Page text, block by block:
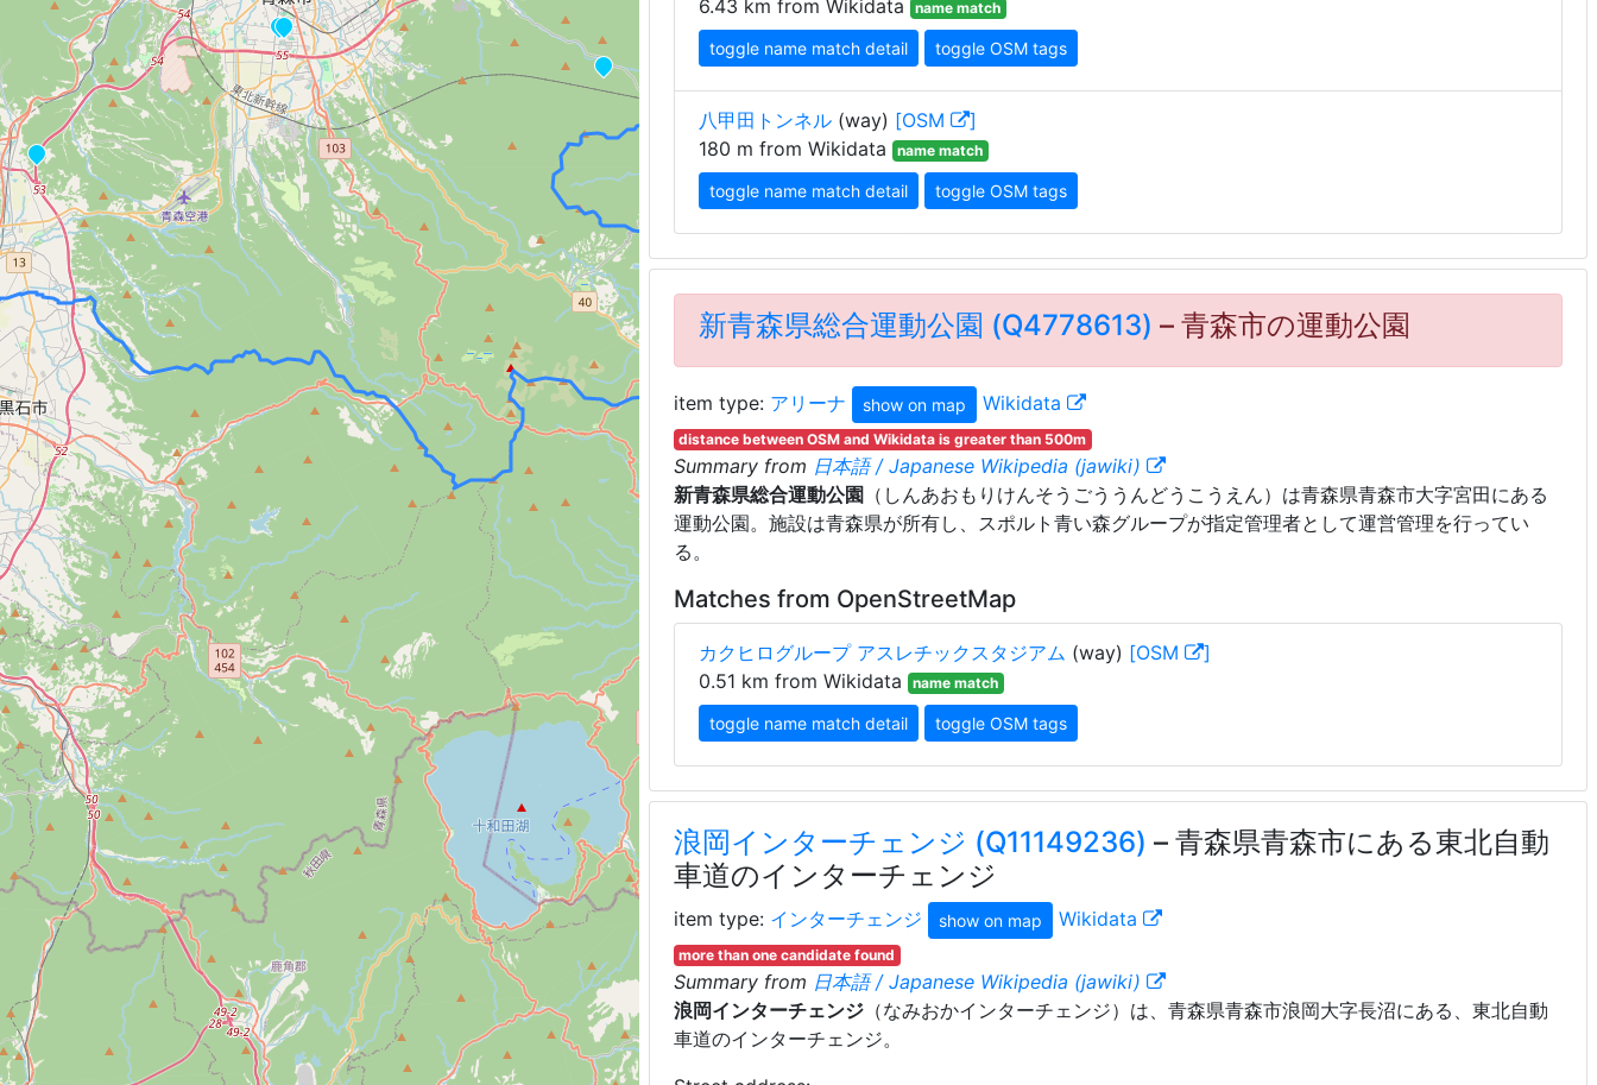
6.43 km from Wikidata
name match
toggle name match detail toggle OSM tags
八甲田トンネル(way) [OSM
]
180 m from Wikidata
name match
toggle name match detail toggle OSM tags
新青森県総合運動公園 (Q4778613) – 青森市の運動公園
item type: アリーナ show on map Wikidata
distance between OSM and Wikidata is greater than 500m
Summary from 日本語 / Japanese Wikipedia (jawiki)
新青森県総合運動公園 （しんあおもりけんそうごううんどうこうえん）は青森県青森市大字宮田にある
運動公園。施設は青森県が所有し、スポルト青い森グループが指定管理者として運営管理を行ってい
る。
Matches from OpenStreetMap
カクヒログループ アスレチックスタジアム (way) [OSM
]
0.51 km from Wikidata
name match
toggle name match detail toggle OSM tags
浪岡インターチェンジ (Q11149236) – 青森県青森市にある東北自動
車道のインターチェンジ
item type: インターチェンジ show on map Wikidata
more than one candidate found
Summary from 日本語 / Japanese Wikipedia (jawiki)
浪岡インターチェンジ（なみおかインターチェンジ）は、青森県青森市浪岡大字長沼にある、東北自動
車道のインターチェンジ。